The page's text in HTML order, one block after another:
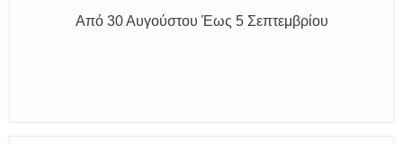
Η διατηρητέα πόλη με τους ανθρώπους
της, μας υποδέχονται